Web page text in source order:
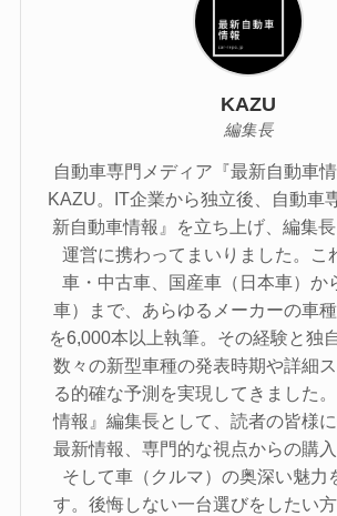
KAZU
編集長
自動車専門メディア『最新自動車
KAZU。IT企業から独立後、自動車
新自動車情報』を立ち上げ、編集
運営に携わってまいりました。こ
車・中古車、国産車（日本車）か
車）まで、あらゆるメーカーの車
を6,000本以上執筆。その経験と独
数々の新型車種の発表時期や詳細
る的確な予測を実現してきました
情報』編集長として、読者の皆様
最新情報、専門的な視点からの購入
そして車（クルマ）の奥深い魅力
す。後悔しない一台選びをしたい